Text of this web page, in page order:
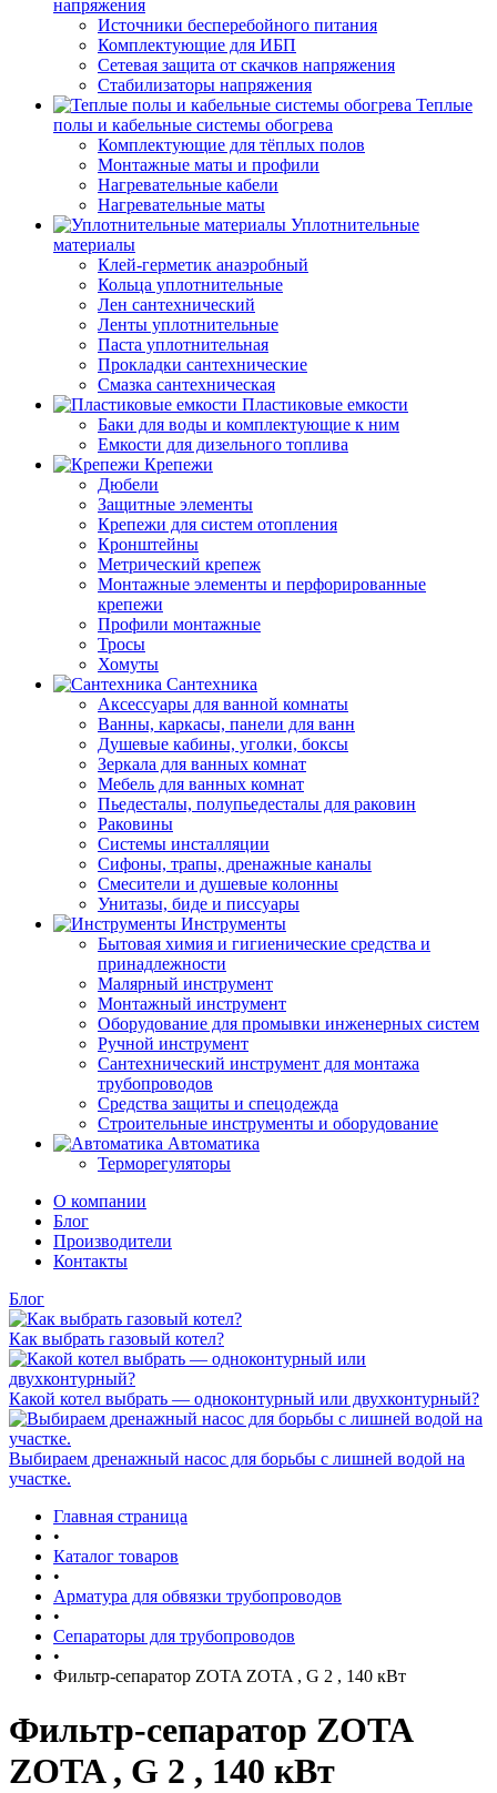
напряжения
Источники бесперебойного питания
Комплектующие для ИБП
Сетевая защита от скачков напряжения
Стабилизаторы напряжения
Теплые
полы и кабельные системы обогрева
Комплектующие для тёплых полов
Монтажные маты и профили
Нагревательные кабели
Нагревательные маты
Уплотнительные
материалы
Клей-герметик анаэробный
Кольца уплотнительные
Лен сантехнический
Ленты уплотнительные
Паста уплотнительная
Прокладки сантехнические
Смазка сантехническая
Пластиковые емкости
Баки для воды и комплектующие к ним
Емкости для дизельного топлива
Крепежи
Дюбели
Защитные элементы
Крепежи для систем отопления
Кронштейны
Метрический крепеж
Монтажные элементы и перфорированные
крепежи
Профили монтажные
Тросы
Хомуты
Сантехника
Аксессуары для ванной комнаты
Ванны, каркасы, панели для ванн
Душевые кабины, уголки, боксы
Зеркала для ванных комнат
Мебель для ванных комнат
Пьедесталы, полупьедесталы для раковин
Раковины
Системы инсталляции
Сифоны, трапы, дренажные каналы
Смесители и душевые колонны
Унитазы, биде и писсуары
Инструменты
Бытовая химия и гигиенические средства и
принадлежности
Малярный инструмент
Монтажный инструмент
Оборудование для промывки инженерных систем
Ручной инструмент
Сантехнический инструмент для монтажа
трубопроводов
Средства защиты и спецодежда
Строительные инструменты и оборудование
Автоматика
Терморегуляторы
О компании
Блог
Производители
Контакты
Блог
Как выбрать газовый котел?
Какой котел выбрать — одноконтурный или двухконтурный?
Выбираем дренажный насос для борьбы с лишней водой на
участке.
Главная страница
•
Каталог товаров
•
Арматура для обвязки трубопроводов
•
Сепараторы для трубопроводов
•
Фильтр-сепаратор ZOTA ZOTA , G 2 , 140 кВт
Фильтр-сепаратор ZOTA
ZOTA , G 2 , 140 кВт